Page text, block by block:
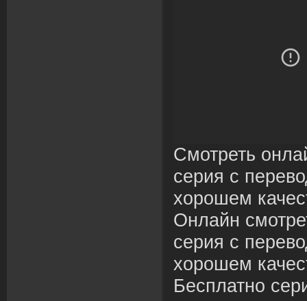
Смотреть
серия с
хорошем
Онлайн
серия с
хорошем
Бесплатно